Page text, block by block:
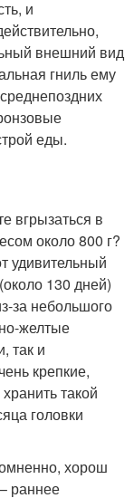
и
внешний вид
гниль ему
еды.
вгрызаться в
около 800 г?
удивительный
130 дней)
за небольшого
желтые
так и
крепкие,
такой
головки
хорош
раннее